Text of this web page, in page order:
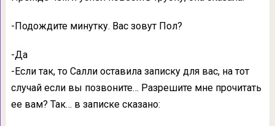
-Подождите минутку. Вас зовут Пол?
-Да
-Если так, то Салли оставила записку для вас, на тот
случай если вы позвоните… Разрешите мне прочитать
ее вам? Так… в записке сказано: